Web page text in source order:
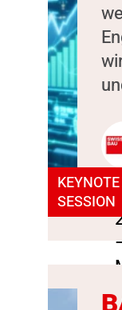
KEYNOTE
SESSION